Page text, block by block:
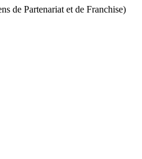
de Partenariat et de Franchise)